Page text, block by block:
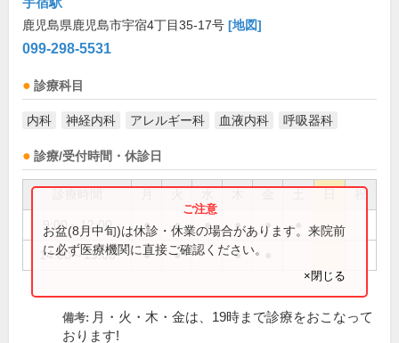
鹿児島県鹿児島市宇宿4丁目35-17号 [地図]
099-298-5531
診療科目
内科 神経内科 アレルギー科 血液内科 呼吸器科
診療/受付時間・休診日
祝
9:00～12:00 ● ● ● ● ●
14:00～19:00 ● ● ●
お盆(8月中旬)は休診・休業の場合があります。来院前
に必ず医療機関に直接ご確認ください。
×閉じる
備考: 月・火・木・金は、19時まで診療をおこなって
おります!